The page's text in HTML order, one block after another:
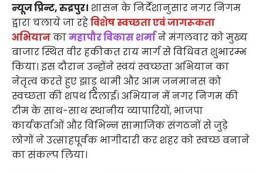
न्यूज प्रिन्ट, रुद्रपुर। शासन के निर्देशानुसार नगर निगम
द्वारा चलाये जा रहेविशेष स्वच्छता एवं जागरूकता
अभियानकामहापौर विकास शर्माने मंगलवार को मुख्य
बाजार स्थित वीर हकीकत राय मार्ग से विधिवत शुभारम्भ
किया। इस दौरान उन्होंने स्वयं स्वच्छता अभियान का
नेतृत्व करते हुए झाड़ू थामी और आम जनमानस को
स्वच्छता की शपथ दिलाई। अभियान में नगर निगम की
टीम के साथ-साथ स्थानीय व्यापारियों, भाजपा
कार्यकर्ताओं और विभिन्न सामाजिक संगठनों से जुड़े
लोगों ने उत्साहपूर्वक भागीदारी कर शहर को स्वच्छ बनाने
का संकल्प लिया।